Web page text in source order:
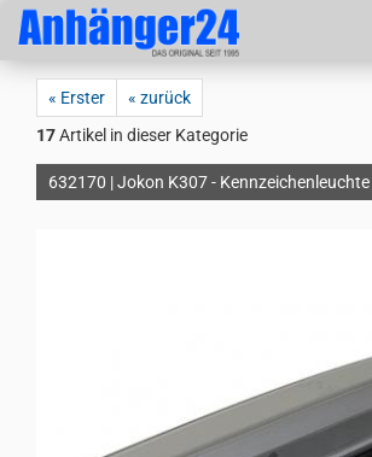
« Erster
« zurück
17Artikel in dieser Kategorie
632170 | Jokon K307 - Kennzeichenleuchte